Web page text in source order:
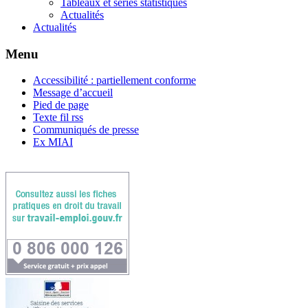
Tableaux et séries statistiques
Actualités
Actualités
Menu
Accessibilité : partiellement conforme
Message d’accueil
Pied de page
Texte fil rss
Communiqués de presse
Ex MIAI